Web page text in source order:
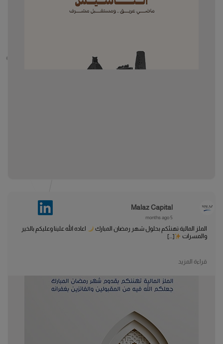
Malaz Capital
5 months ago
الملز المالية تهنئكم بحلول شهر رمضان المبارك
اعاده الله علينا وعليكم بالخير
والمسرات
[...]
قراءة المزيد